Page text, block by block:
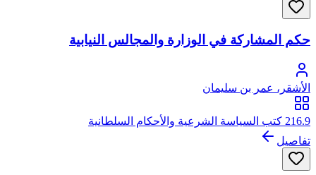
حكم المشاركة في الوزارة والمجالس النيابية
الأشقر، عمر بن سليمان
216.9 كتب السياسة الشرعية والأحكام السلطانية
تفاصيل